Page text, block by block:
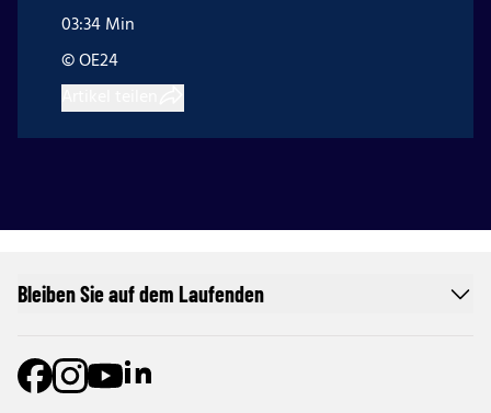
03:34 Min
© OE24
Bleiben Sie auf dem Laufenden